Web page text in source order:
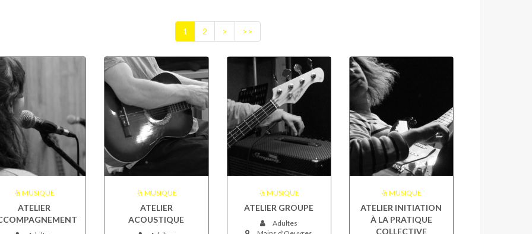
1 2 > >>
MUSIQUE
ATELIER
MUSIQUE
ATELIER
ACOUSTIQUE
MUSIQUE
ATELIER GROUPE
Adultes
MUSIQUE
ATELIER INITIATION
À LA PRATIQUE
COLLECTIVE